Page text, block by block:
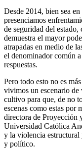
Desde 2014, bien sea
presenciamos
de seguridad del
demuestra el mayor
atrapadas en medio de
el denominador común
respuestas.
Pero todo esto no es
vivimos un escenario de
cultivo para que, de no
escenas como estas por
directora de Proyección
Universidad Católica
y la violencia estructural
y político.